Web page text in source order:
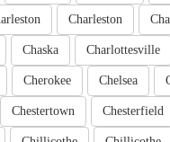
Charleston
Charlottesville
Chaska
Chelsea
Cherokee
Chesterfield
Chestertown